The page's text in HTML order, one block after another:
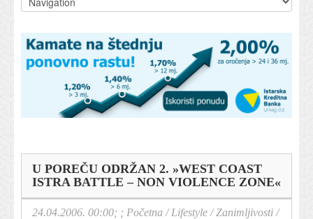
U POREČU ODRŽAN 2. »WEST COAST
ISTRA BATTLE – NON VIOLENCE ZONE«
24.04.2006. 00:00; ; Početna /Lifestyle /Zanimljivosti /